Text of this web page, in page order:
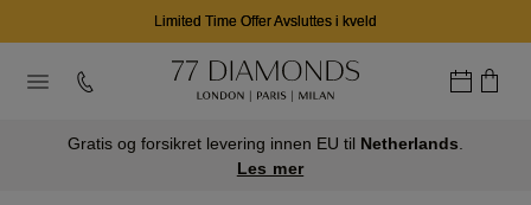
Limited Time Offer Avsluttes i kveld
Gratis og forsikret levering innen EU til Netherlands
Les mer